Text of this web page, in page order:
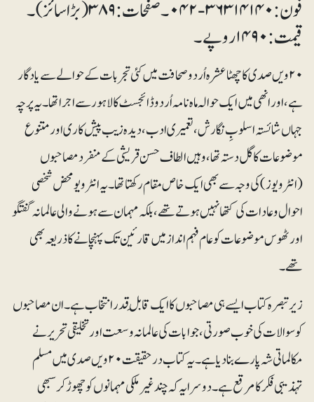
فون: ۳۶۳۱۴۱۴۰-۰۴۲۔ صفحات: ۳۸۹ (بڑا سائز)۔
قیمت: ۱۴۹۰ روپے۔
۲۰ویں صدی کا چھٹا عشرہ اُردو صحافت میں کئی تجربات کے حوالے سے یادگار
ہے، اور انھی میں ایک حوالہ ماہ نامہ اُردو ڈائجسٹ کا لاہور سے اجرا تھا۔یہ پرچہ
جہاں شائستہ اسلوبِ نگارش، تعمیری ادب، دیدہ زیب پیش کاری اور متنوع
موضوعات کا گل دستہ تھا، وہیں الطاف حسن قریشی کے منفرد مصاحبوں
(انٹرویوز) کی وجہ سے بھی ایک خاص مقام رکھتا تھا۔ یہ انٹرویو محض شخصی
احوال و عادات کی کتھا نہیں ہوتے تھے، بلکہ مہمان سے ہونے والی عالمانہ گفتگو
اور ٹھوس موضوعات کو عام فہم انداز میں قارئین تک پہنچانے کا ذریعہ بھی
تھے۔
زیرتبصرہ کتاب ایسے ہی مصاحبوں کا ایک قابلِ قدر انتخاب ہے۔ ان مصاحبوں
کو سوالات کی خوب صورتی، جوابات کی عالمانہ وسعت اور تخلیقی تحریر نے
مکالماتی شہ پارے بنادیا ہے۔ یہ کتاب درحقیقت ۲۰ویں صدی میں مسلم
تہذیبی فکر کا مرقع ہے۔دوسرا یہ کہ چند غیرملکی مہمانوں کو چھوڑ کر سبھی